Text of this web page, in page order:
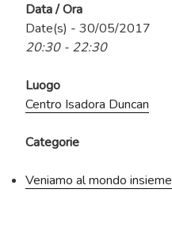
Data / Ora
Date(s) - 30/05/2017
20:30 - 22:30
Luogo
Centro Isadora Duncan
Categorie
Veniamo al mondo insieme